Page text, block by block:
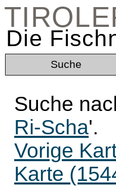
Die
Suche
Suche
Ri-Scha'.
Vorige
Karte